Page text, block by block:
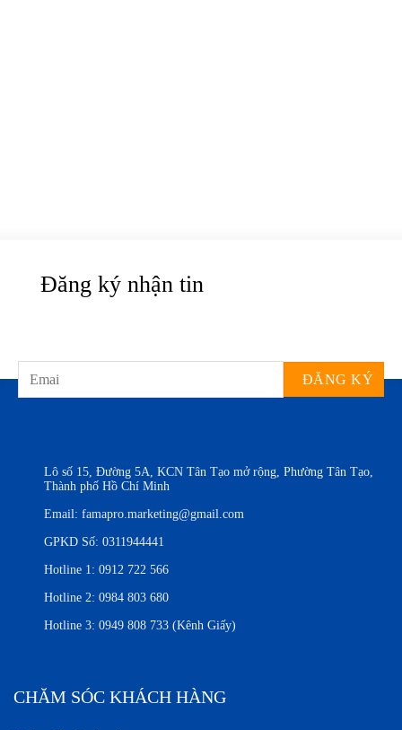
Đăng ký nhận tin
Lô số 15, Đường 5A, KCN Tân Tạo mở rộng, Phường Tân Tạo,
Thành phố Hồ Chí Minh
Email: famapro.marketing@gmail.com
GPKD Số: 0311944441
Hotline 1: 0912 722 566
Hotline 2: 0984 803 680
Hotline 3: 0949 808 733 (Kênh Giấy)
CHĂM SÓC KHÁCH HÀNG